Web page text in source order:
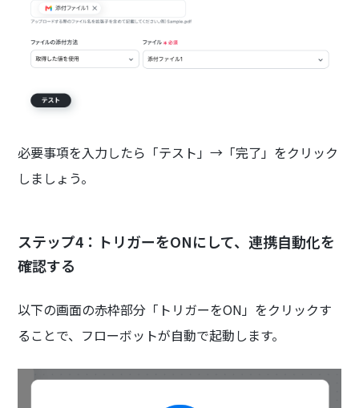
必要事項を入力したら「テスト」→「完了」をクリック
しましょう。
ステップ4：トリガーをONにして、連携自動化を
確認する
以下の画面の赤枠部分「トリガーをON」をクリックす
ることで、フローボットが自動で起動します。